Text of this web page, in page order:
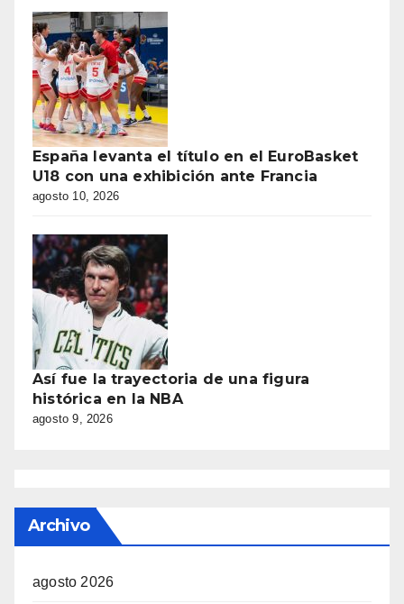
España levanta el título en el EuroBasket
U18 con una exhibición ante Francia
agosto 10, 2026
Así fue la trayectoria de una figura
histórica en la NBA
agosto 9, 2026
Archivo
agosto 2026